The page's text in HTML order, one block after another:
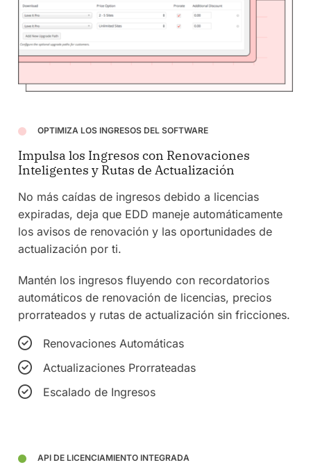
OPTIMIZA LOS INGRESOS DEL SOFTWARE
Impulsa los Ingresos con Renovaciones
Inteligentes y Rutas de Actualización
No más caídas de ingresos debido a licencias
expiradas, deja que EDD maneje automáticamente
los avisos de renovación y las oportunidades de
actualización por ti.
Mantén los ingresos fluyendo con recordatorios
automáticos de renovación de licencias, precios
prorrateados y rutas de actualización sin fricciones.
Renovaciones Automáticas
Actualizaciones Prorrateadas
Escalado de Ingresos
API DE LICENCIAMIENTO INTEGRADA